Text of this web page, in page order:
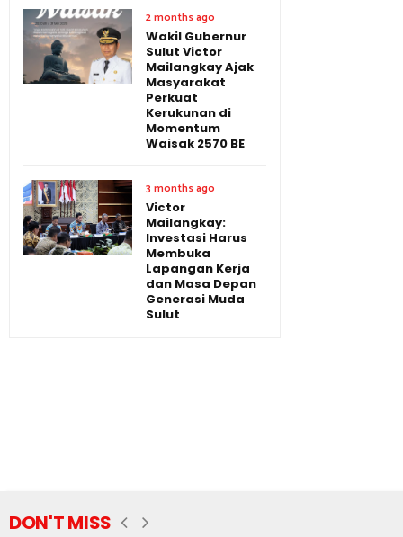
2 months ago
Wakil Gubernur
Sulut Victor
Mailangkay Ajak
Masyarakat
Perkuat
Kerukunan di
Momentum
Waisak 2570 BE
3 months ago
Victor
Mailangkay:
Investasi Harus
Membuka
Lapangan Kerja
dan Masa Depan
Generasi Muda
Sulut
DON'T MISS